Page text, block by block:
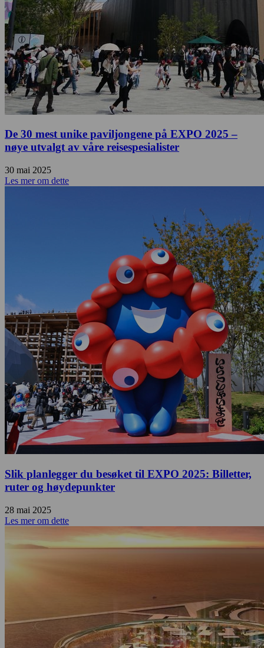
De 30 mest unike paviljongene på EXPO 2025 –
nøye utvalgt av våre reisespesialister
30 mai 2025
Les mer om dette
Slik planlegger du besøket til EXPO 2025: Billetter,
ruter og høydepunkter
28 mai 2025
Les mer om dette